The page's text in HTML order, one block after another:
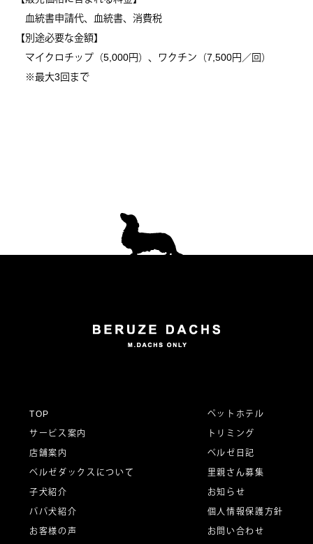
血統書申請代、血統書、消費税
【別途必要な金額】
マイクロチップ（5,000円）、ワクチン（7,500円／回）
※最大3回まで
TOP
サービス案内
店舗案内
ベルゼダックスについて
子犬紹介
パパ犬紹介
お客様の声
ペットホテル
トリミング
ベルゼ日記
里親さん募集
お知らせ
個人情報保護方針
お問い合わせ